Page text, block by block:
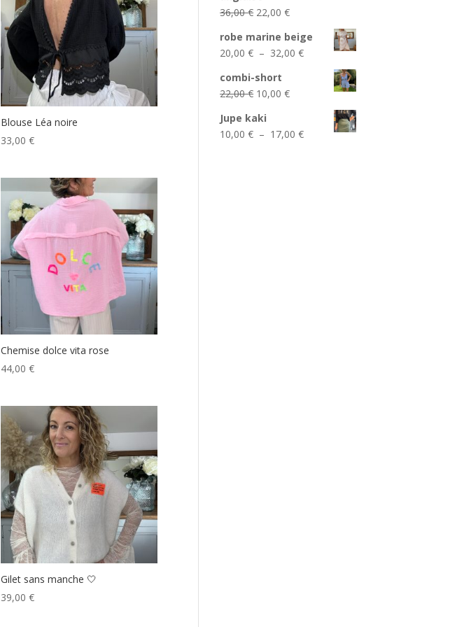
Blouse Léa noire
33,00 €
Chemise dolce vita rose
44,00 €
Gilet sans manche 🤍
39,00 €
était :
22,00 €.12,00 €.
36,00€ Le
initial
était :
36,00 €.
22,00€Le
actuel
est :
robe marine beige
20,00€ – 32,00€Plage
32,00 €
combi-short
22,00€ Le
initial
était :
10,00€Le
est :
Jupe kaki
10,00€ – 17,00€Plage